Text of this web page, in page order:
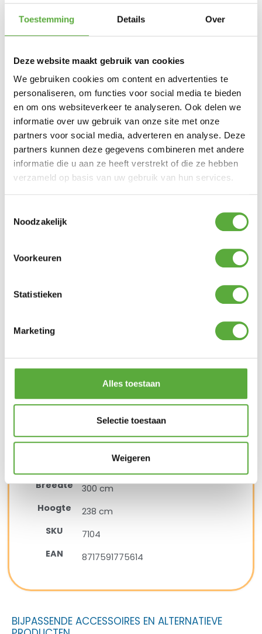
Toestemming Details Over
Deze website maakt gebruik van cookies
We gebruiken cookies om content en advertenties te
personaliseren, om functies voor social media te bieden
en om ons websiteverkeer te analyseren. Ook delen we
informatie over uw gebruik van onze site met onze
partners voor social media, adverteren en analyse. Deze
partners kunnen deze gegevens combineren met andere
informatie die u aan ze heeft verstrekt of die ze hebben
verzameld op basis van uw gebruik van hun services.
Noodzakelijk
Voorkeuren
Statistieken
Marketing
Alles toestaan
Selectie toestaan
Weigeren
Snelle verzending & levering aan huis
Kopersbescherming met Trusted Shops
Merk
Antraciet
Aluminium
Materiaal 2 Polyester
Breedte
300 cm
Hoogte
238 cm
SKU
7104
EAN
8717591775614
BIJPASSENDE ACCESSOIRES EN ALTERNATIEVE